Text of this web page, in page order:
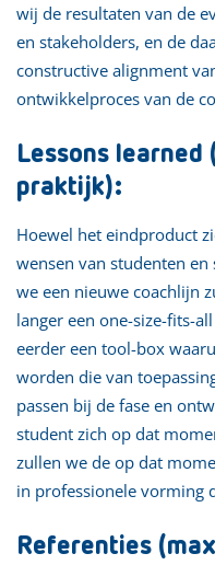
wij de resultaten van de
en stakeholders, en de
constructive alignment
ontwikkelproces van de
Lessons learned
praktijk):
Hoewel het eindproduct
wensen van studenten
we een nieuwe coachlijn
langer een one-size-fits-
eerder een tool-box
worden die van
passen bij de fase en
student zich op dat
zullen we de op dat
in professionele vorming
Referenties